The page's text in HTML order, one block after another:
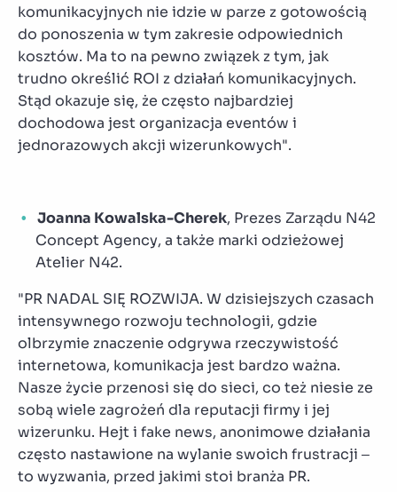
komunikacyjnych nie idzie w parze z gotowością
do ponoszenia w tym zakresie odpowiednich
kosztów. Ma to na pewno związek z tym, jak
trudno określić ROI z działań komunikacyjnych.
Stąd okazuje się, że często najbardziej
dochodowa jest organizacja eventów i
jednorazowych akcji wizerunkowych".
Joanna Kowalska-Cherek, Prezes Zarządu N42
Concept Agency, a także marki odzieżowej
Atelier N42.
"PR NADAL SIĘ ROZWIJA. W dzisiejszych czasach
intensywnego rozwoju technologii, gdzie
olbrzymie znaczenie odgrywa rzeczywistość
internetowa, komunikacja jest bardzo ważna.
Nasze życie przenosi się do sieci, co też niesie ze
sobą wiele zagrożeń dla reputacji firmy i jej
wizerunku. Hejt i fake news, anonimowe działania
często nastawione na wylanie swoich frustracji –
to wyzwania, przed jakimi stoi branża PR.